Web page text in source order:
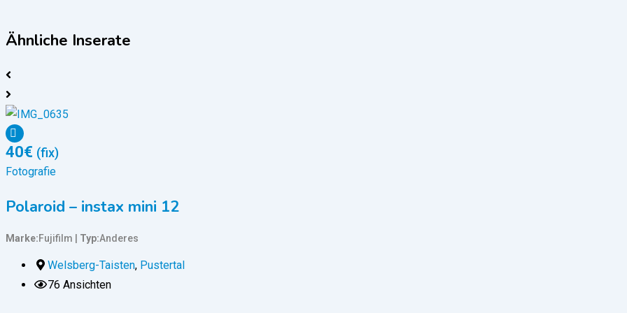
Ähnliche Inserate
40€ (fix)
Fotografie
Polaroid – instax mini 12
Marke Fujifilm Typ Anderes
Welsberg-Taisten, Pustertal
76 Ansichten